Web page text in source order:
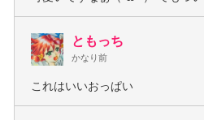
ともっち
かなり前
これはいいおっぱい